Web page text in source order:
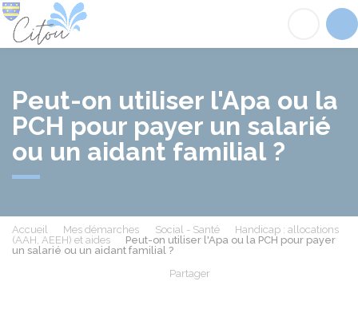
Peut-on utiliser l'Apa ou la
PCH pour payer un salarié
ou un aidant familial ?
Accueil Mes démarches Social - Santé
Handicap : allocations
(AAH, AEEH) et aides
Peut-on utiliser l'Apa ou la PCH pour payer
un salarié ou un aidant familial ?
Partager